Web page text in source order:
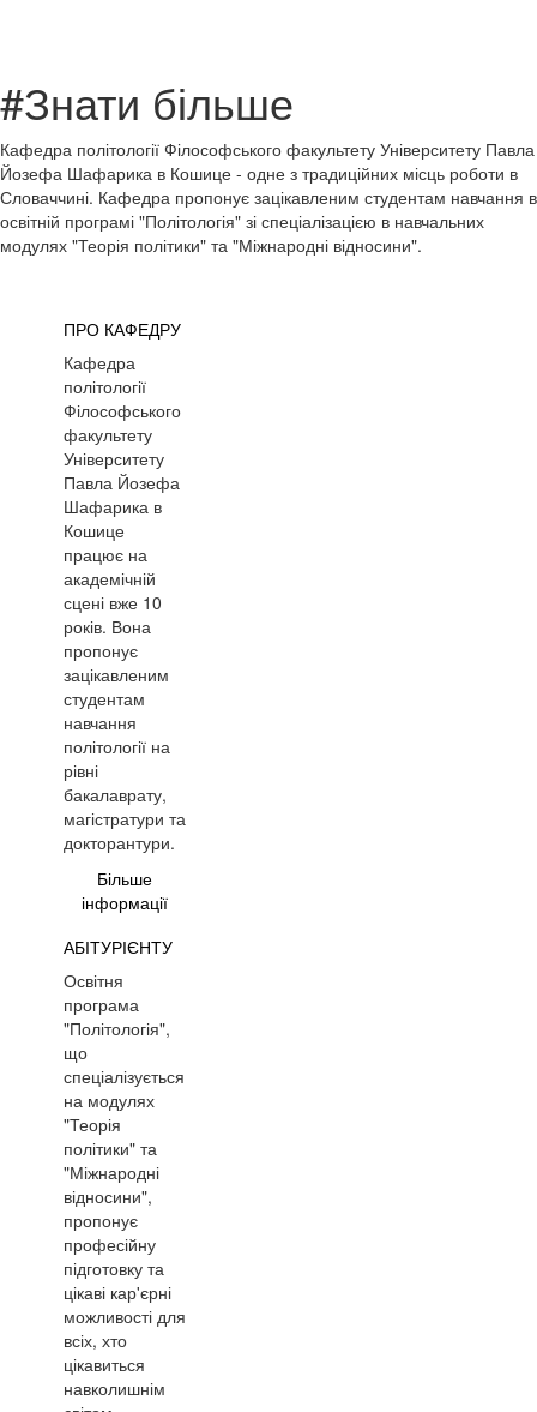
#Знати більше
Кафедра політології Філософського факультету Університету Павла
Йозефа Шафарика в Кошице - одне з традиційних місць роботи в
Словаччині. Кафедра пропонує зацікавленим студентам навчання в
освітній програмі "Політологія" зі спеціалізацією в навчальних
модулях "Теорія політики" та "Міжнародні відносини".
ПРО КАФЕДРУ
Кафедра
політології
Філософського
факультету
Університету
Павла Йозефа
Шафарика в
Кошице
працює на
академічній
сцені вже 10
років. Вона
пропонує
зацікавленим
студентам
навчання
політології на
рівні
бакалаврату,
магістратури та
докторантури.
Більше
інформації
АБІТУРІЄНТУ
Освітня
програма
"Політологія",
що
спеціалізується
на модулях
"Теорія
політики" та
"Міжнародні
відносини",
пропонує
професійну
підготовку та
цікаві кар'єрні
можливості для
всіх, хто
цікавиться
навколишнім